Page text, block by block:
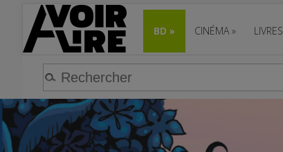
BD » CINÉMA » LIVRES